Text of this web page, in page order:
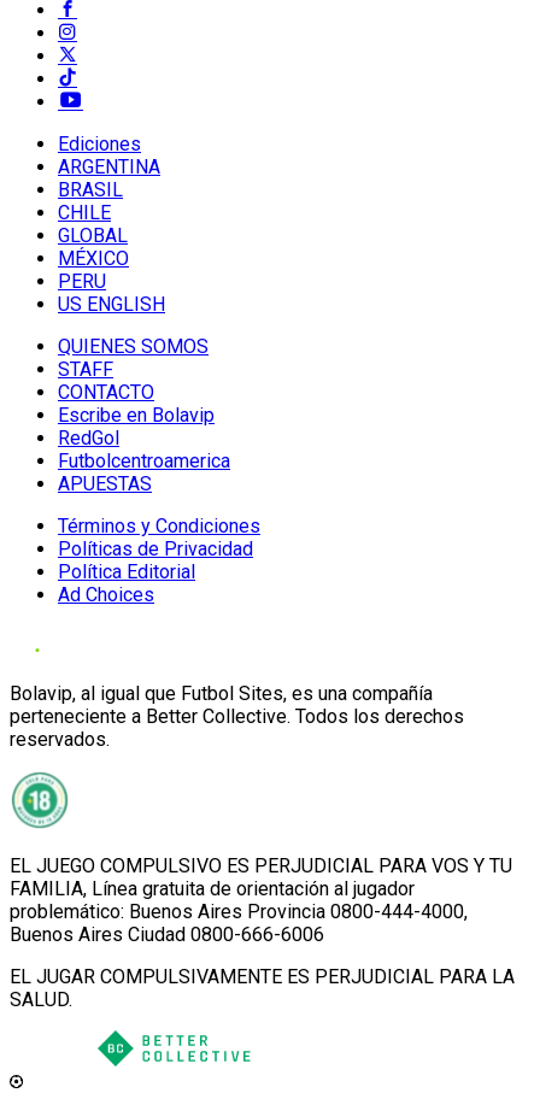
Ediciones
ARGENTINA
BRASIL
CHILE
GLOBAL
MÉXICO
PERU
US ENGLISH
QUIENES SOMOS
STAFF
CONTACTO
Escribe en Bolavip
RedGol
Futbolcentroamerica
APUESTAS
Términos y Condiciones
Políticas de Privacidad
Política Editorial
Ad Choices
Bolavip, al igual que Futbol Sites, es una compañía
perteneciente a Better Collective. Todos los derechos
reservados.
EL JUEGO COMPULSIVO ES PERJUDICIAL PARA VOS Y TU
FAMILIA, Línea gratuita de orientación al jugador
problemático: Buenos Aires Provincia 0800-444-4000,
Buenos Aires Ciudad 0800-666-6006
EL JUGAR COMPULSIVAMENTE ES PERJUDICIAL PARA LA
SALUD.